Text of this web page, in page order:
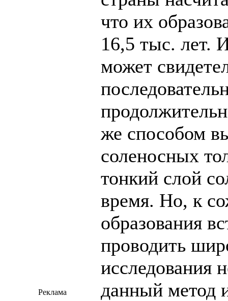
что их
16,5 тыс. лет.
может
же способом
соленосных
тонкий слой
время. Но, к
образования
проводить
исследования
данный метод
Реклама